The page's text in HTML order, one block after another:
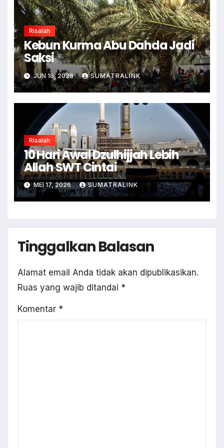
Risalah
Kebun Kurma Abu Dahda Jadi
Saksi
JUN 18, 2026 SUMATRALINK
Risalah
10 Hari Awal Dzulhijjah Lebih
Allah SWT Cintai
MEI 17, 2026 SUMATRALINK
Tinggalkan Balasan
Alamat email Anda tidak akan dipublikasikan.
Ruas yang wajib ditandai *
Komentar *